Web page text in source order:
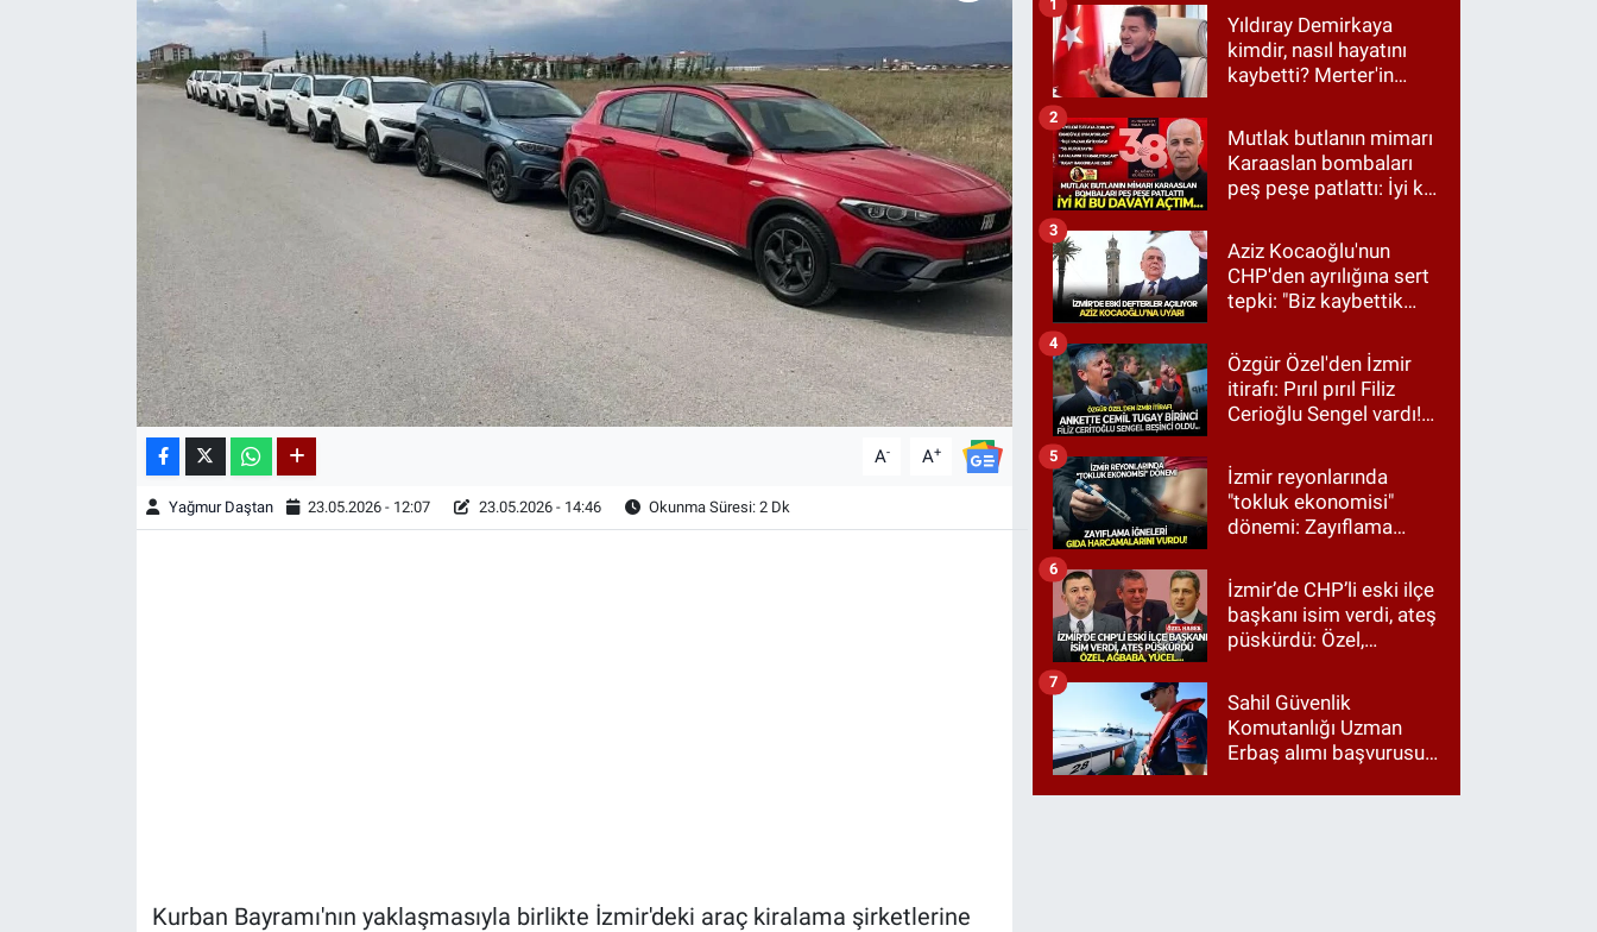
A- A+
Yağmur Daştan 23.05.2026 - 12:07 23.05.2026 - 14:46 Okunma Süresi: 2 Dk
Kurban Bayramı'nın yaklaşmasıyla birlikte İzmir'deki araç kiralama şirketlerine
Yıldıray Demirkaya
kimdir, nasıl hayatını
kaybetti? Merter'in
mesajı
1
Mutlak butlanın mimarı
Karaaslan bombaları
peş peşe patlattı: İyi ki
2
Aziz Kocaoğlu'nun
CHP'den ayrılığına sert
tepki: "Biz kaybettik
etmedik"
3
Özgür Özel'den İzmir
itirafı: Pırıl pırıl Filiz
Cerioğlu Sengel vardı!
Tugay birinci çıktı
4
İzmir reyonlarında
"tokluk ekonomisi"
dönemi: Zayıflama
harcamalarını vurdu!
5
İzmir’de CHP’li eski ilçe
başkanı isim verdi, ateş
püskürdü: Özel,
6
Sahil Güvenlik
Komutanlığı Uzman
Erbaş alımı başvurusu
başvuru şartları neler?
7